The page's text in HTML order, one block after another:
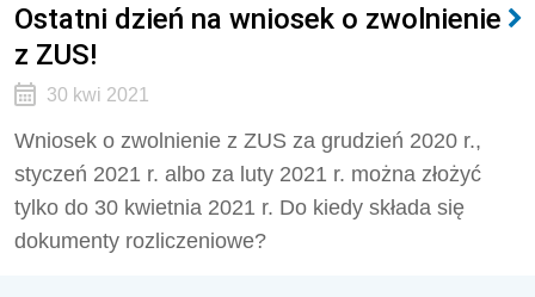
Ostatni dzień na wniosek o zwolnienie
z ZUS!
30 kwi 2021
Wniosek o zwolnienie z ZUS za grudzień 2020 r.,
styczeń 2021 r. albo za luty 2021 r. można złożyć
tylko do 30 kwietnia 2021 r. Do kiedy składa się
dokumenty rozliczeniowe?